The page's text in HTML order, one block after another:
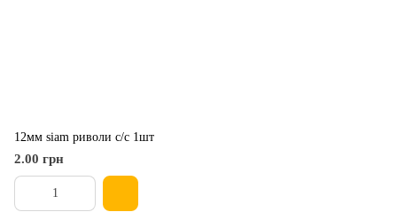
12мм siam риволи с/с 1шт
2.00 грн